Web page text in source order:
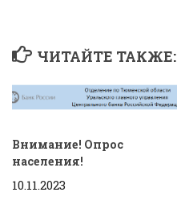
ЧИТАЙТЕ ТАКЖЕ:
Внимание! Опрос
населения!
10.11.2023